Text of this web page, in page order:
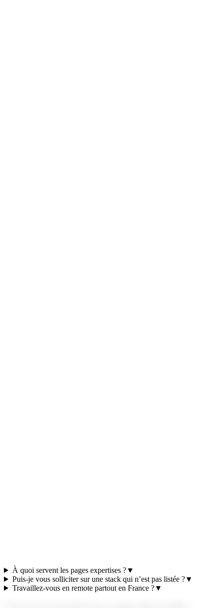
À quoi servent les pages expertises ?▼
Puis-je vous solliciter sur une stack qui n’est pas listée ?▼
Travaillez-vous en remote partout en France ?▼